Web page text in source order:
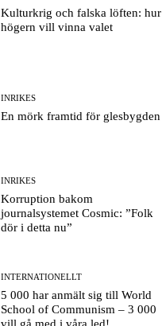
Kulturkrig och falska löften: hur
högern vill vinna valet
INRIKES
En mörk framtid för glesbygden
INRIKES
Korruption bakom
journalsystemet Cosmic: ”Folk
dör i detta nu”
INTERNATIONELLT
5 000 har anmält sig till World
School of Communism – 3 000